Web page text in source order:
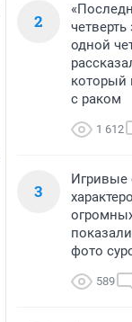
2
одной
который
с раком
1 612
3
Игривые
фото
589